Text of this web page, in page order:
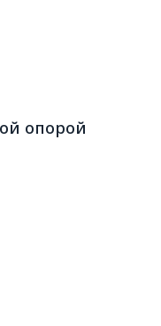
опорой